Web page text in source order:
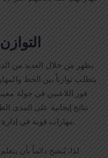
يظهر من خلال العديد من
يتطلب توازناً بين الحظ
فوز اللاعبين في جولة
نتائج إيجابية على المدى
مهارات قوية في إدارة الرهانات والتحليل هم الأكثر نجاحًا.
لذا، يُنصح دائماً بأن